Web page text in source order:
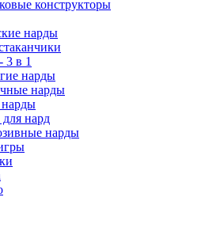
конструкторы
нарды
3 в 1
нарды
нарды
нард
нарды